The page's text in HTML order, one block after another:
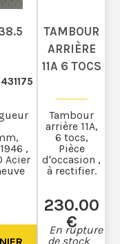
,
Acier
TAMBOUR
ARRIÈRE
11A 6 TOCS
230.00
€
En rupture
de stock
Tambour
arrière 11A,
6 tocs,
Pièce
d'occasion ,
à rectifier.